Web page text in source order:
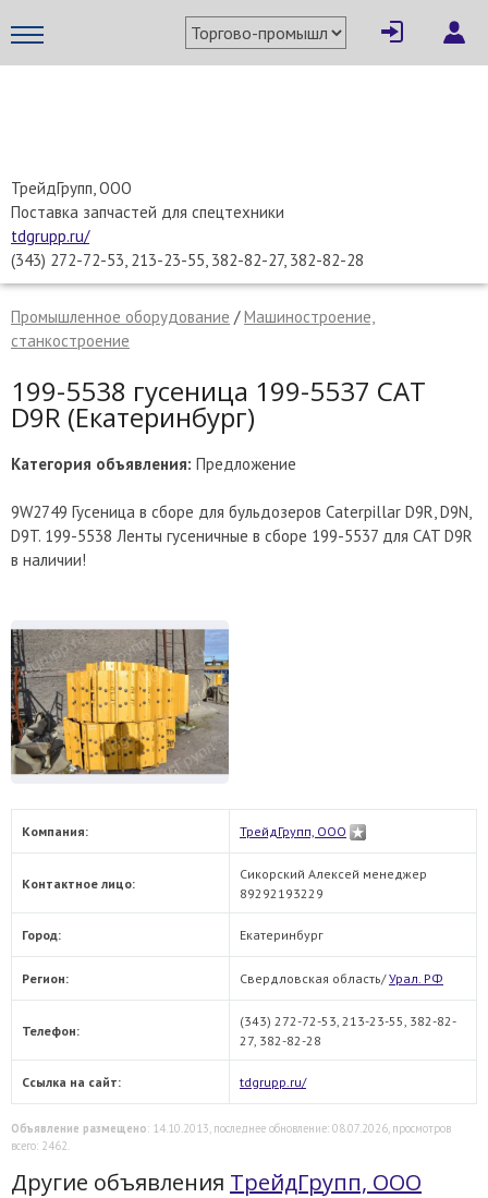
ТрейдГрупп, ООО
Поставка запчастей для спецтехники
tdgrupp.ru/
(343) 272-72-53, 213-23-55, 382-82-27, 382-82-28
Промышленное оборудование /Машиностроение,
станкостроение
199-5538 гусеница 199-5537 CAT
D9R (Екатеринбург)
Категория объявления: Предложение
9W2749 Гусеница в сборе для бульдозеров Caterpillar D9R, D9N,
D9T. 199-5538 Ленты гусеничные в сборе 199-5537 для CAT D9R
в наличии!
× Написать поставщику
Компания: ТрейдГрупп, ООО
Контактное лицо:
Сикорский Алексей менеджер
89292193229
Город: Екатеринбург
Регион: Свердловская область/Урал. РФ
Телефон:
(343) 272-72-53, 213-23-55, 382-82-
27, 382-82-28
Ссылка на сайт: tdgrupp.ru/
Объявление размещено: 14.10.2013, последнее обновление: 08.07.2026, просмотров
всего: 2462.
Другие объявления ТрейдГрупп, ООО